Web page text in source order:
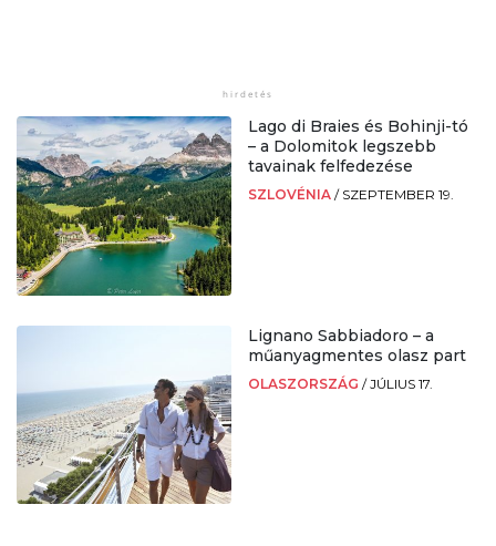
Lago di Braies és Bohinji-tó
– a Dolomitok legszebb
tavainak felfedezése
SZLOVÉNIA / SZEPTEMBER 19.
Lignano Sabbiadoro – a
műanyagmentes olasz part
OLASZORSZÁG /JÚLIUS 17.